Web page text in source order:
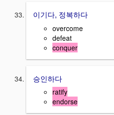
이기다, 정복하다
overcome
defeat
conquer
승인하다
ratify
endorse